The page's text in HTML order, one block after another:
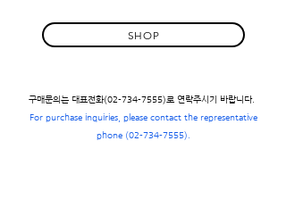
SHOP
구매문의는 대표전화(02-734-7555)로 연락주시기 바랍니다.
For purchase inquiries, please contact the representative
phone (02-734-7555)